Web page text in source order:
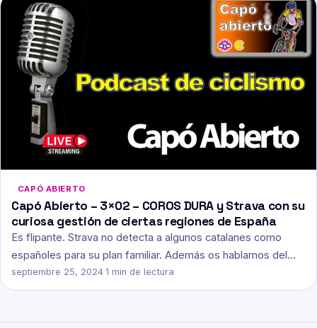
CAPÓ ABIERTO
Capó Abierto – 3×02 – COROS DURA y Strava con su
curiosa gestión de ciertas regiones de España
Es flipante. Strava no detecta a algunos catalanes como
españoles para su plan familiar. Además os hablamos del…
septiembre 25, 2024·1 min de lectura